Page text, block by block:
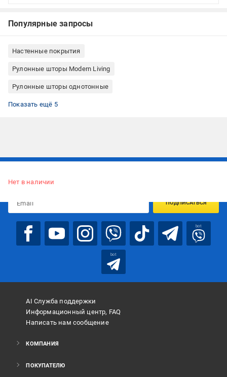
Популярные запросы
Настенные покрытия
Рулонные шторы Modern Living
Рулонные шторы однотонные
Рулонные шторы Беларусь
Рулонные шторы Китай
Рулонные шторы длина 150 см
Тканевые рулонные шторы
Рулонные шторы на створку окна
Показать ещё 5
Нет в наличии
ПОДПИСАТЬСЯ
bot
bot
AI Служба поддержки
Информационный центр, FAQ
Написать нам сообщение
КОМПАНИЯ
ПОКУПАТЕЛЮ